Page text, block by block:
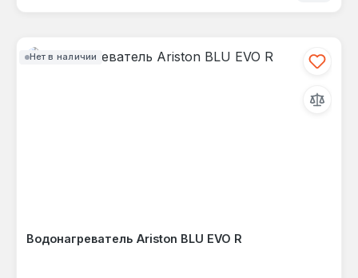
Нет в наличии
Водонагреватель Ariston BLU EVO R